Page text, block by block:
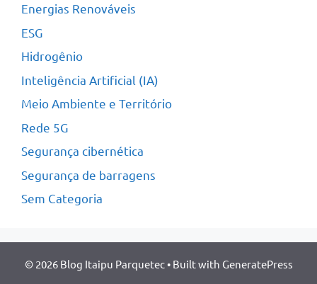
Energias Renováveis
ESG
Hidrogênio
Inteligência Artificial (IA)
Meio Ambiente e Território
Rede 5G
Segurança cibernética
Segurança de barragens
Sem Categoria
© 2026 Blog Itaipu Parquetec• Built with GeneratePress